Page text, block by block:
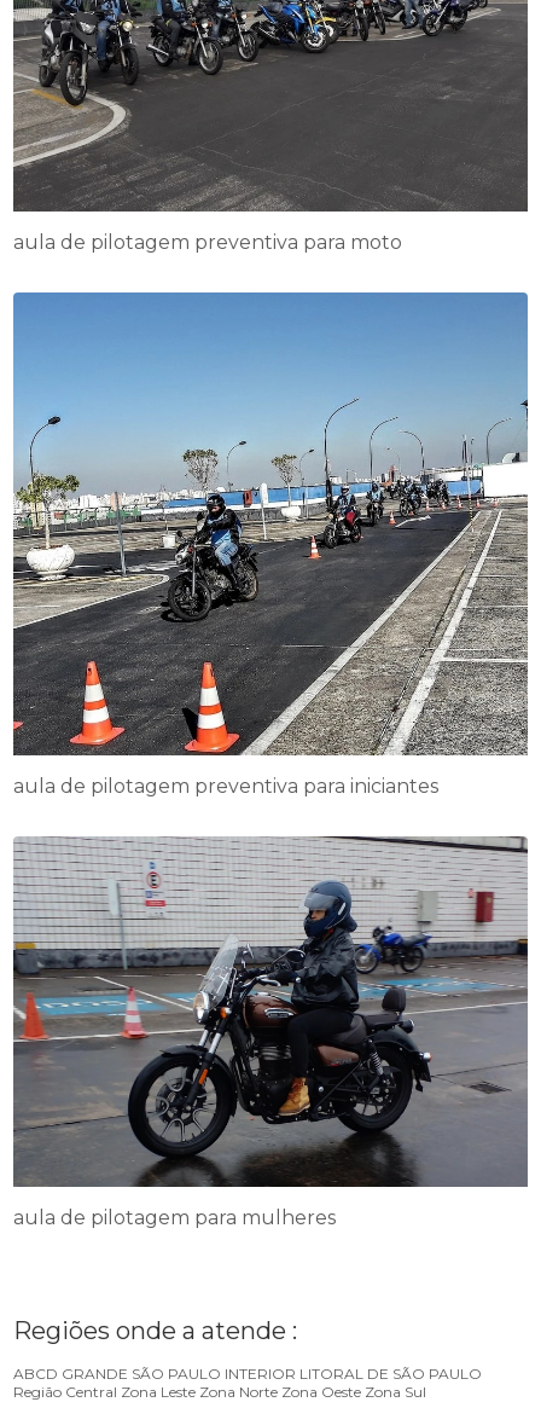
aula de pilotagem preventiva para moto
aula de pilotagem preventiva para iniciantes
aula de pilotagem para mulheres
Regiões onde a atende :
ABCD GRANDE SÃO PAULO INTERIOR LITORAL DE SÃO PAULO
Região Central Zona Leste Zona Norte Zona Oeste Zona Sul